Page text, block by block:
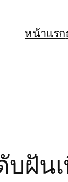
หน้าแรก
ฝัน